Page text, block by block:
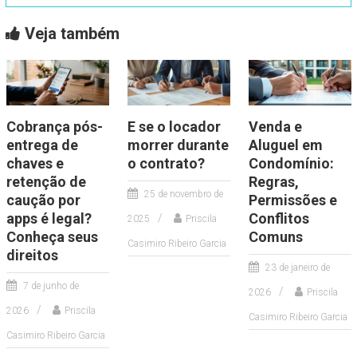
Veja também
Cobrança pós-
entrega de
chaves e
retenção de
caução por
apps é legal?
Conheça seus
direitos
7 de junho de
2026 Priscila
Casimiro Ribeiro Garcia
E se o locador
morrer durante
o contrato?
25 de novembro de
2025 Priscila
Casimiro Ribeiro Garcia
Venda e
Aluguel em
Condomínio:
Regras,
Permissões e
Conflitos
Comuns
23 de janeiro de
2026 Priscila
Casimiro Ribeiro Garcia